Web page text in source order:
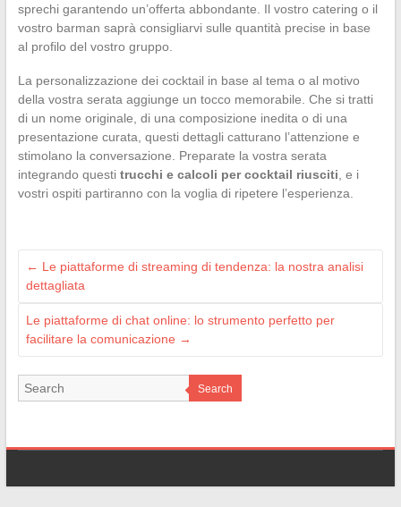
sprechi garantendo un’offerta abbondante. Il vostro catering o il
vostro barman saprà consigliarvi sulle quantità precise in base
al profilo del vostro gruppo.
La personalizzazione dei cocktail in base al tema o al motivo
della vostra serata aggiunge un tocco memorabile. Che si tratti
di un nome originale, di una composizione inedita o di una
presentazione curata, questi dettagli catturano l’attenzione e
stimolano la conversazione. Preparate la vostra serata
integrando questi trucchi e calcoli per cocktail riusciti , e i
vostri ospiti partiranno con la voglia di ripetere l’esperienza.
← Le piattaforme di streaming di tendenza: la nostra analisi
dettagliata
Le piattaforme di chat online: lo strumento perfetto per
facilitare la comunicazione →
Search